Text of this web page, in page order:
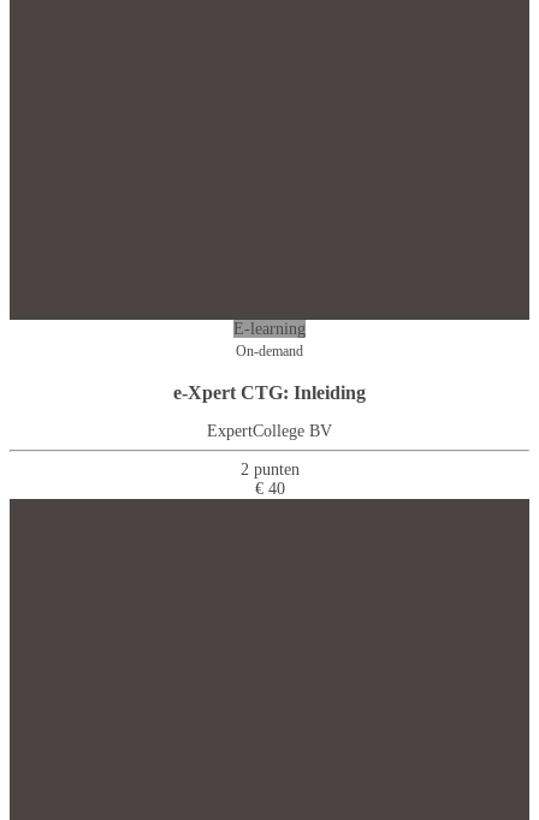
E-learning
On-demand
e-Xpert CTG: Inleiding
ExpertCollege BV
2 punten
€ 40